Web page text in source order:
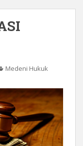
Medeni Hukuk